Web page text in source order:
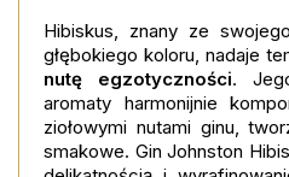
Hibiskus, znany ze
głębokiego koloru, nadaje
nutę egzotyczności.
aromaty harmonijnie
ziołowymi nutami ginu,
smakowe. Gin Johnston